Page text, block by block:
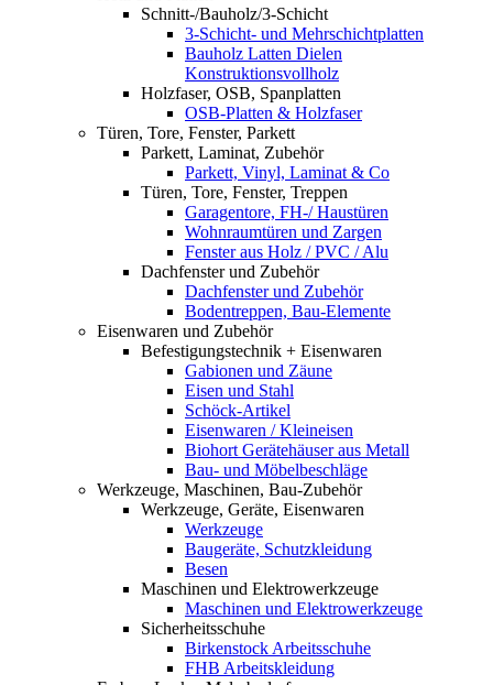
Schnitt-/Bauholz/3-Schicht
3-Schicht- und Mehrschichtplatten
Bauholz Latten Dielen
Konstruktionsvollholz
Holzfaser, OSB, Spanplatten
OSB-Platten & Holzfaser
Türen, Tore, Fenster, Parkett
Parkett, Laminat, Zubehör
Parkett, Vinyl, Laminat & Co
Türen, Tore, Fenster, Treppen
Garagentore, FH-/ Haustüren
Wohnraumtüren und Zargen
Fenster aus Holz / PVC / Alu
Dachfenster und Zubehör
Dachfenster und Zubehör
Bodentreppen, Bau-Elemente
Eisenwaren und Zubehör
Befestigungstechnik + Eisenwaren
Gabionen und Zäune
Eisen und Stahl
Schöck-Artikel
Eisenwaren / Kleineisen
Biohort Gerätehäuser aus Metall
Bau- und Möbelbeschläge
Werkzeuge, Maschinen, Bau-Zubehör
Werkzeuge, Geräte, Eisenwaren
Werkzeuge
Baugeräte, Schutzkleidung
Besen
Maschinen und Elektrowerkzeuge
Maschinen und Elektrowerkzeuge
Sicherheitsschuhe
Birkenstock Arbeitsschuhe
FHB Arbeitskleidung